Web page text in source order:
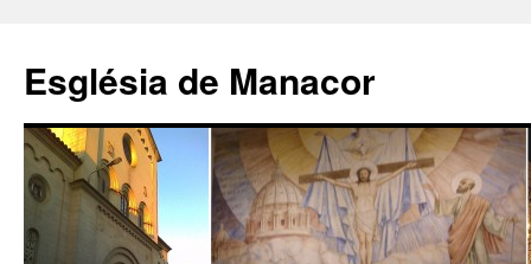
contenido
Església de Manacor